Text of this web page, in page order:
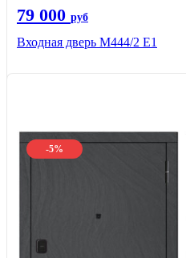
79 000 руб
Входная дверь М444/2 E1
-5%